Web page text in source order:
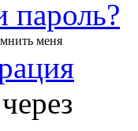
пароль?
меня